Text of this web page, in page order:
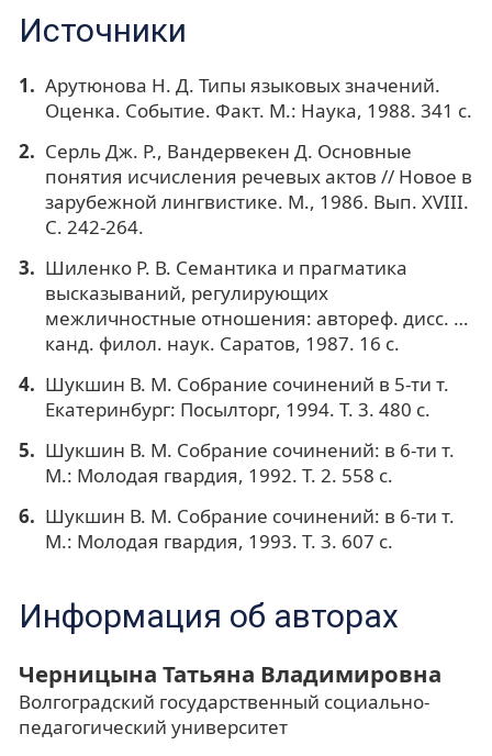
Источники
Арутюнова Н. Д. Типы языковых значений.
Оценка. Событие. Факт. М.: Наука, 1988. 341 с.
Серль Дж. Р., Вандервекен Д. Основные
понятия исчисления речевых актов // Новое в
зарубежной лингвистике. М., 1986. Вып. XVIII.
С. 242-264.
Шиленко Р. В. Семантика и прагматика
высказываний, регулирующих
межличностные отношения: автореф. дисс. …
канд. филол. наук. Саратов, 1987. 16 с.
Шукшин В. М. Собрание сочинений в 5-ти т.
Екатеринбург: Посылторг, 1994. Т. 3. 480 с.
Шукшин В. М. Собрание сочинений: в 6-ти т.
М.: Молодая гвардия, 1992. Т. 2. 558 с.
Шукшин В. М. Собрание сочинений: в 6-ти т.
М.: Молодая гвардия, 1993. Т. 3. 607 с.
Информация об авторах
Черницына Татьяна Владимировна
Волгоградский государственный социально-
педагогический университет